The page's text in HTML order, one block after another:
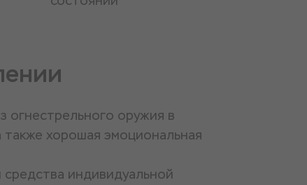
огнестрельного оружия в
хорошая эмоциональная
индивидуальной